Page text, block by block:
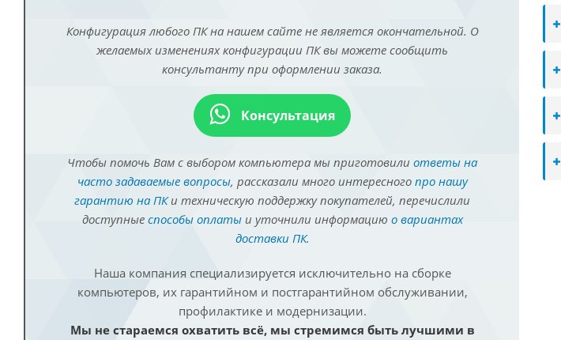
Конфигурация любого ПК на нашем сайте не является окончательной. О
желаемых изменениях конфигурации ПК вы можете сообщить
консультанту при оформлении заказа.
Консультация
Чтобы помочь Вам с выбором компьютера мы приготовили ответы на
часто задаваемые вопросы, рассказали много интересного про нашу
гарантию на ПКи техническую поддержку покупателей, перечислили
доступные способы оплатыи уточнили информацию о вариантах
доставки ПК.
Наша компания специализируется исключительно на сборке
компьютеров, их гарантийном и постгарантийном обслуживании,
профилактике и модернизации.
Мы не стараемся охватить всё, мы стремимся быть лучшими в